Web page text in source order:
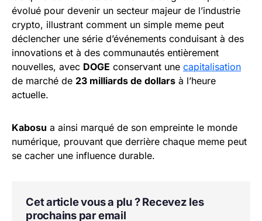
évolué pour devenir un secteur majeur de l’industrie
crypto, illustrant comment un simple meme peut
déclencher une série d’événements conduisant à des
innovations et à des communautés entièrement
nouvelles, avec DOGE conservant une capitalisation
de marché de 23 milliards de dollars à l’heure
actuelle.
Kabosu a ainsi marqué de son empreinte le monde
numérique, prouvant que derrière chaque meme peut
se cacher une influence durable.
Cet article vous a plu ? Recevez les
prochains par email